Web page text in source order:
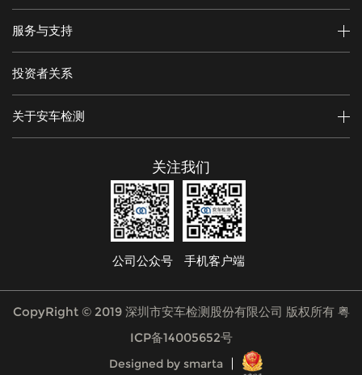
服务与支持
投资者关系
关于安车检测
关注我们
公司公众号 手机客户端
CopyRight © 2019 深圳市安车检测股份有限公司 版权所有 粤
ICP备14005652号
Designed by smarta